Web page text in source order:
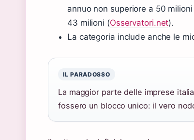
annuo non superiore a 50
43 milioni (Osservatori.net).
La categoria include anche le
IL PARADOSSO
La maggior parte delle imprese
fossero un blocco unico: il vero